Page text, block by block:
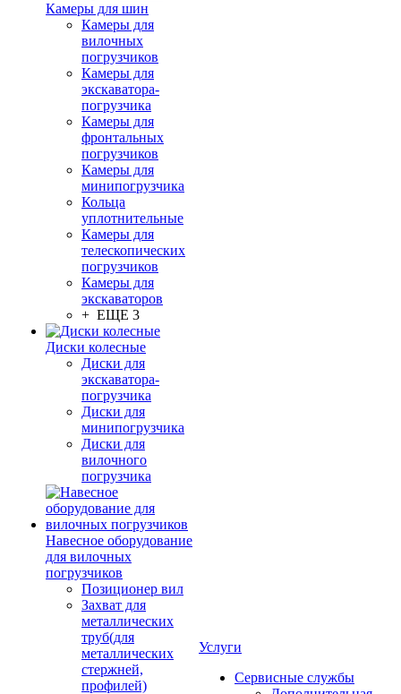
Камеры для шин
Камеры для
вилочных
погрузчиков
Камеры для
экскаватора-
погрузчика
Камеры для
фронтальных
погрузчиков
Камеры для
минипогрузчика
Кольца
уплотнительные
Камеры для
телескопических
погрузчиков
Камеры для
экскаваторов
+ ЕЩЕ 3
Диски колесные
Диски для
экскаватора-
погрузчика
Диски для
минипогрузчика
Диски для
вилочного
погрузчика
Навесное оборудование
для вилочных
погрузчиков
Позиционер вил
Захват для
металлических
труб(для
металлических
стержней,
профилей)
Услуги
Сервисные службы